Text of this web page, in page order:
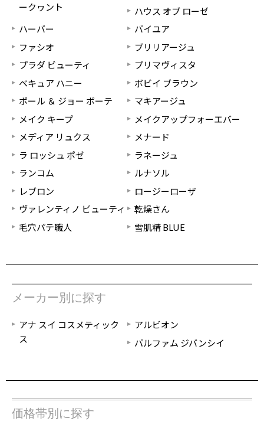
ークヮント
ハウス オブ ローゼ
ハーバー
バイユア
ファシオ
ブリリアージュ
プラダ ビューティ
プリマヴィスタ
ベキュア ハニー
ボビイ ブラウン
ポール ＆ ジョー ボーテ
マキアージュ
メイク キープ
メイクアップフォーエバー
メディア リュクス
メナード
ラ ロッシュ ポゼ
ラネージュ
ランコム
ルナソル
レブロン
ロージーローザ
ヴァレンティノ ビューティ
乾燥さん
毛穴パテ職人
雪肌精 BLUE
メーカー別に探す
アナ スイ コスメティック
ス
アルビオン
パルファム ジバンシイ
価格帯別に探す